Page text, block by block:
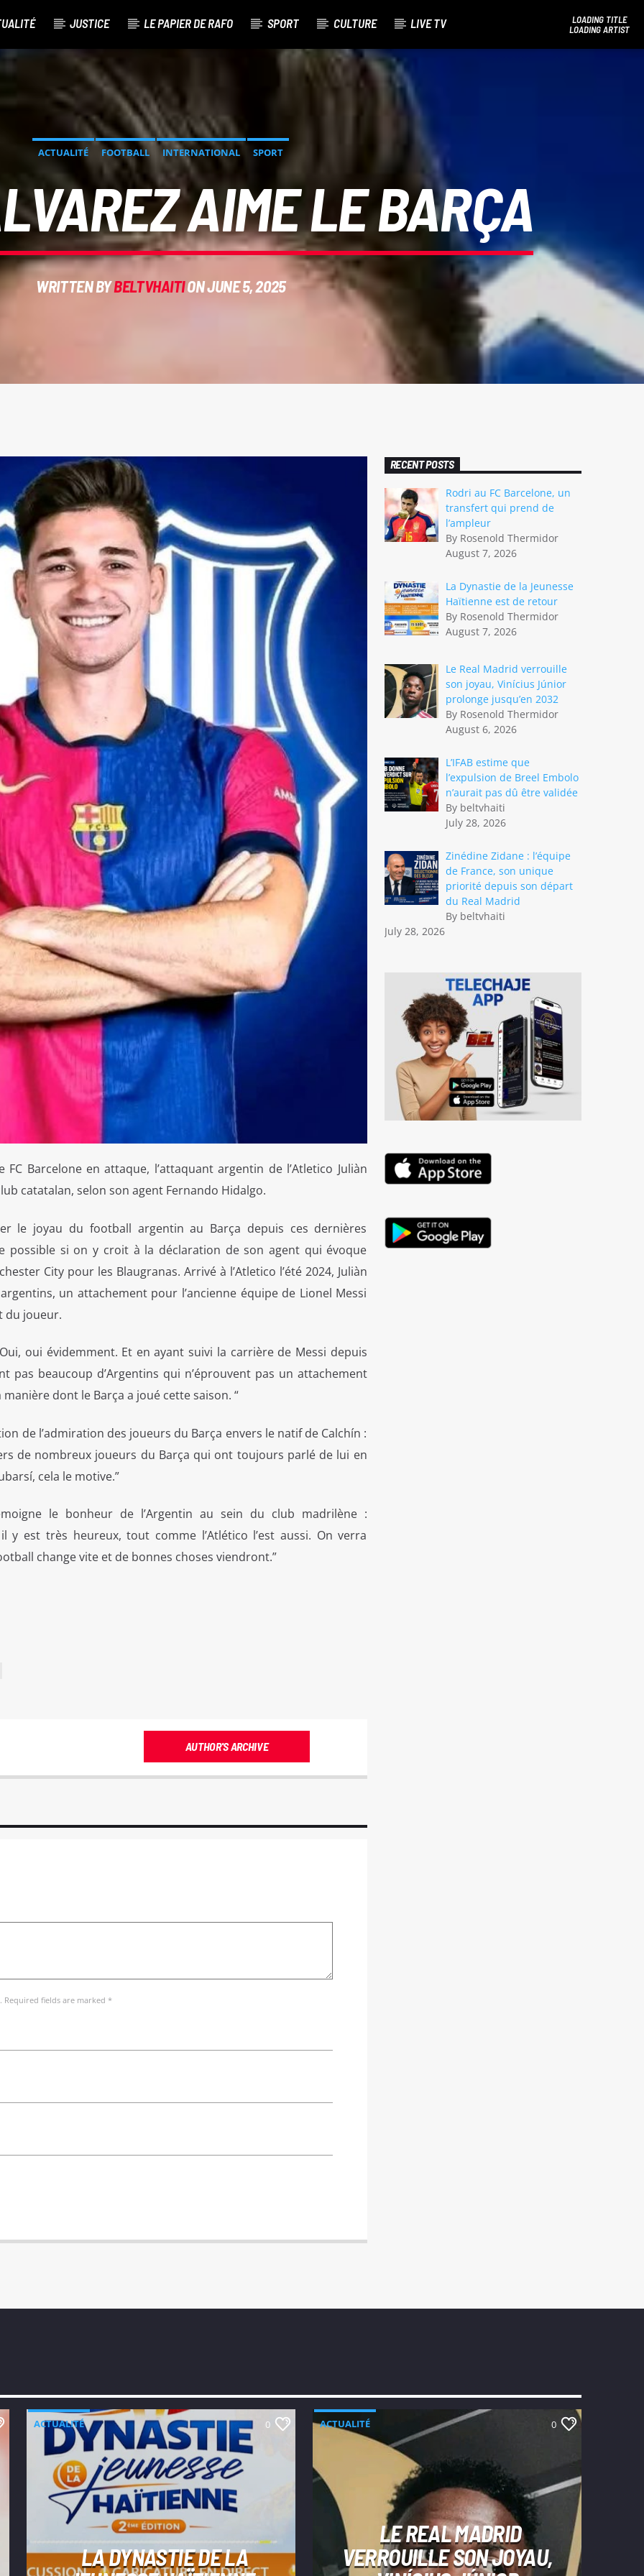
JUSTICE LE PAPIER DE RAFO SPORT CULTURE LIVE TV
LOADING TITLE
LOADING ARTIST
ACTUALITÉ FOOTBALL INTERNATIONAL SPORT
AIME LE BARÇA
WRITTEN BYBELTVHAITION JUNE 5, 2025
Barcelone en attaque, l’attaquant argentin de l’Atletico Juliàn
catatalan, selon son agent Fernando Hidalgo.
le joyau du football argentin au Barça depuis ces dernières
possible si on y croit à la déclaration de son agent qui évoque
City pour les Blaugranas. Arrivé à l’Atletico l’été 2024, Juliàn
un attachement pour l’ancienne équipe de Lionel Messi
du joueur.
oui évidemment. Et en ayant suivi la carrière de Messi depuis
pas beaucoup d’Argentins qui n’éprouvent pas un attachement
dont le Barça a joué cette saison. “
de l’admiration des joueurs du Barça envers le natif de Calchín :
de nombreux joueurs du Barça qui ont toujours parlé de lui en
cela le motive.”
le bonheur de l’Argentin au sein du club madrilène :
y est très heureux, tout comme l’Atlético l’est aussi. On verra
change vite et de bonnes choses viendront.”
AUTHOR'S ARCHIVE
fields are marked *
RECENT POSTS
Rodri au FC Barcelone, un
transfert qui prend de
l’ampleur
By Rosenold Thermidor
August 7, 2026
La Dynastie de la Jeunesse
Haïtienne est de retour
By Rosenold Thermidor
August 7, 2026
Le Real Madrid verrouille
son joyau, Vinícius Júnior
prolonge jusqu’en 2032
By Rosenold Thermidor
August 6, 2026
L’IFAB estime que
l’expulsion de Breel Embolo
n’aurait pas dû être validée
By beltvhaiti
July 28, 2026
Zinédine Zidane : l’équipe
de France, son unique
priorité depuis son départ
du Real Madrid
By beltvhaiti
July 28, 2026
ACTUALITÉ 0
LA DYNASTIE DE LA
ACTUALITÉ 0
LE REAL MADRID
VERROUILLE SON JOYAU,